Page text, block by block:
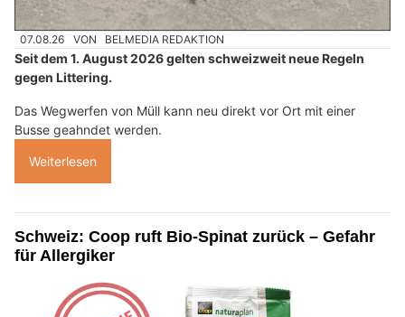
07.08.26 VON BELMEDIA REDAKTION
Seit dem 1. August 2026 gelten schweizweit neue Regeln
gegen Littering.
Das Wegwerfen von Müll kann neu direkt vor Ort mit einer
Busse geahndet werden.
Weiterlesen
Schweiz: Coop ruft Bio-Spinat zurück – Gefahr
für Allergiker